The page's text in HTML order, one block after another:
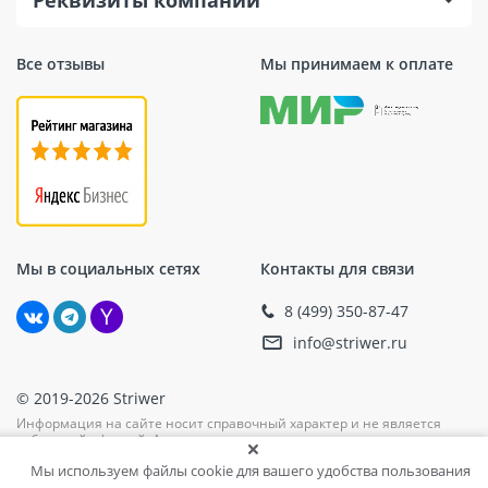
125 мм, что является оптимальным размером для
подходят для обработки стыков металла после сварки,
помогая достичь гладкой и ровной поверхности без
Применение данных кругов значительно упрощает
делая его более быстрым и менее трудозатратным.
Все отзывы Мы принимаем к оплате
Мы в социальных сетях Контакты для связи
8 (499) 350-87-47
info@striwer.ru
© 2019-2026 Striwer
Информация на сайте носит справочный характер и не является
публичной офертой. Актуальные цены, наличие, единицу измерения
и комплектацию уточняйте при подтверждении заказа у менеджера.
Мы используем файлы cookie для вашего удобства пользования